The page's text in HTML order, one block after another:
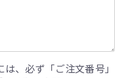
、必ず「ご注文番号」